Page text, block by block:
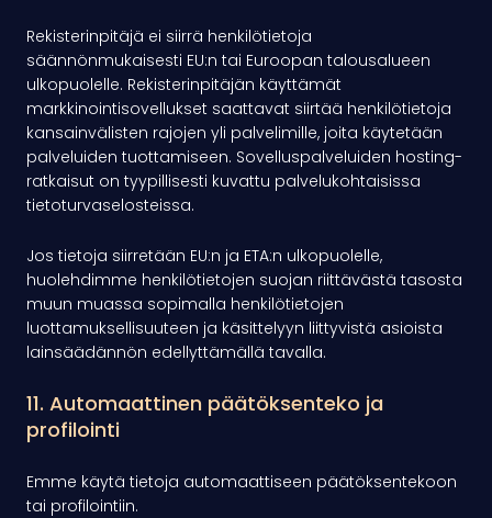
Rekisterinpitäjä ei siirrä henkilötietoja
säännönmukaisesti EU:n tai Euroopan talousalueen
ulkopuolelle. Rekisterinpitäjän käyttämät
markkinointisovellukset saattavat siirtää henkilötietoja
kansainvälisten rajojen yli palvelimille, joita käytetään
palveluiden tuottamiseen. Sovelluspalveluiden hosting-
ratkaisut on tyypillisesti kuvattu palvelukohtaisissa
tietoturvaselosteissa.
Jos tietoja siirretään EU:n ja ETA:n ulkopuolelle,
huolehdimme henkilötietojen suojan riittävästä tasosta
muun muassa sopimalla henkilötietojen
luottamuksellisuuteen ja käsittelyyn liittyvistä asioista
lainsäädännön edellyttämällä tavalla.
11. Automaattinen päätöksenteko ja
profilointi
Emme käytä tietoja automaattiseen päätöksentekoon
tai profilointiin.